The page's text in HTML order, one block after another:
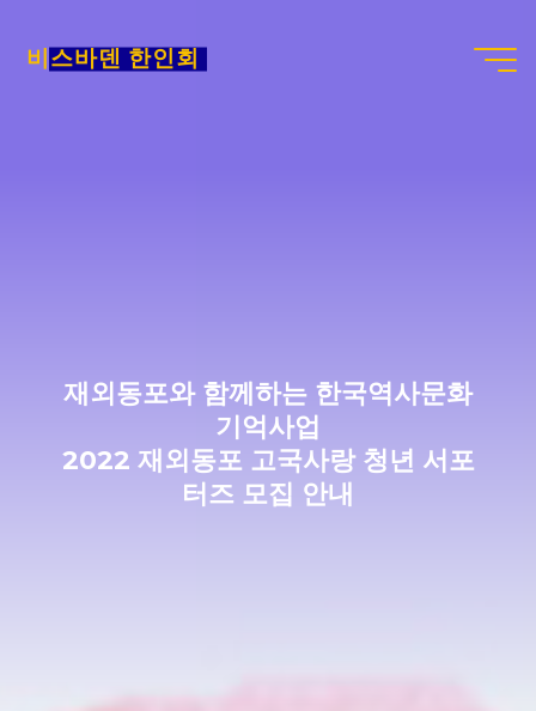
비스바덴 한인회
재외동포와 함께하는 한국역사문화
기억사업
2022 재외동포 고국사랑 청년 서포
터즈 모집 안내